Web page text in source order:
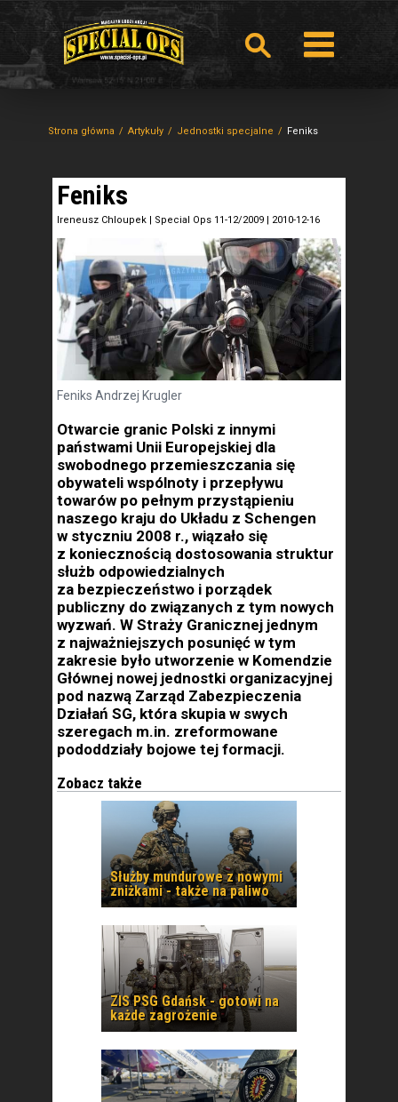
Strona główna Artykuły Jednostki specjalne Feniks
Feniks
Ireneusz Chloupek | Special Ops 11-12/2009 | 2010-12-16
Feniks Andrzej Krugler
Otwarcie granic Polski z innymi
państwami Unii Europejskiej dla
swobodnego przemieszczania się
obywateli wspólnoty i przepływu
towarów po pełnym przystąpieniu
naszego kraju do Układu z Schengen
w styczniu 2008 r., wiązało się
z koniecznością dostosowania struktur
służb odpowiedzialnych
za bezpieczeństwo i porządek
publiczny do związanych z tym nowych
wyzwań. W Straży Granicznej jednym
z najważniejszych posunięć w tym
zakresie było utworzenie w Komendzie
Głównej nowej jednostki organizacyjnej
pod nazwą Zarząd Zabezpieczenia
Działań SG, która skupia w swych
szeregach m.in. zreformowane
pododdziały bojowe tej formacji.
Zobacz także
Służby mundurowe z nowymi
zniżkami - także na paliwo
ZIS PSG Gdańsk - gotowi na
każde zagrożenie